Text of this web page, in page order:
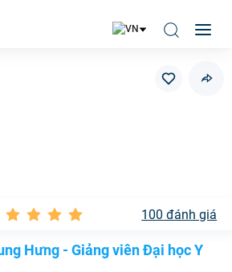
100 đánh giá
Hưng - Giảng viên Đại học Y